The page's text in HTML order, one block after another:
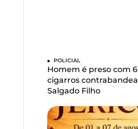
POLICIAL
Homem é preso com
cigarros
Salgado Filho